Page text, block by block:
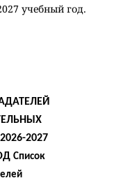
учебный год.